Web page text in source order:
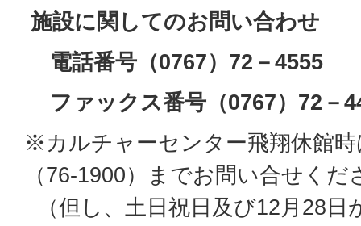
施設に関してのお問い合わせ
電話番号（0767）72－4555
ファックス番号（0767）72－
※カルチャーセンター飛翔休館
（76-1900）までお問い合せくだ
（但し、土日祝日及び12月28日